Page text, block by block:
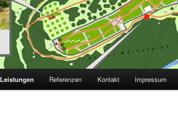
Leistungen Referenzen Kontakt Impressum